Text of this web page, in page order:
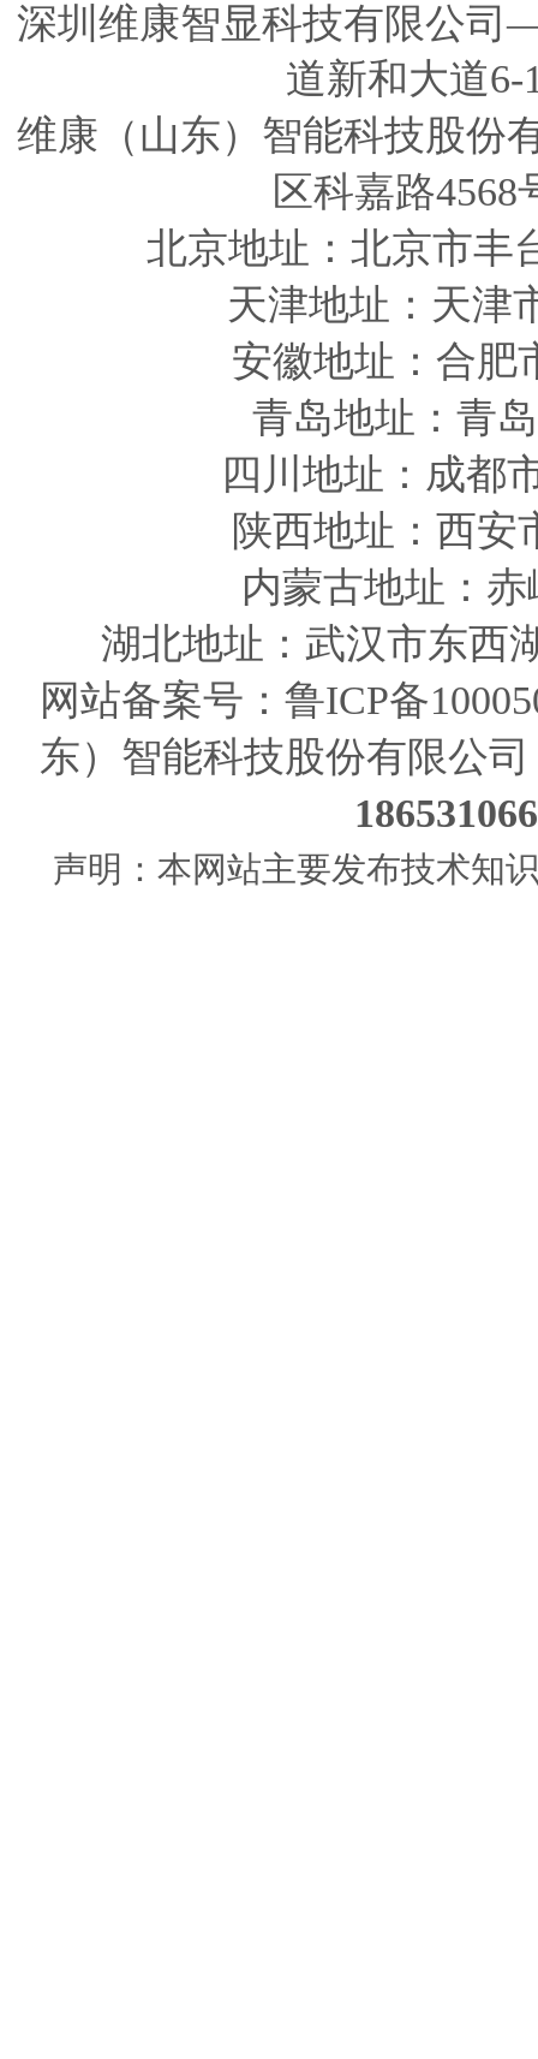
深圳维康智显科技有限公
道新和大道6-
维康（山东）智能科技股
区科嘉路
北京地址：北京市丰
天津地址 ：天津
安徽地址 ：合
青岛地址 ：青
四川 地址 ：成都
陕西地址 ：西
内蒙古地址：
湖北地址：武汉市东西
网站备案号： 鲁ICP备
东）智能科技股份有限公司
声明：本网站主要发布技术知